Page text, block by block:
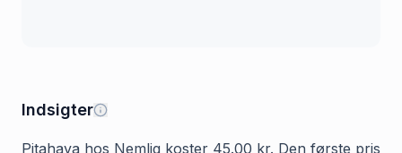
Indsigter
Pitahaya hos Nemlig koster 45.00 kr. Den første pris